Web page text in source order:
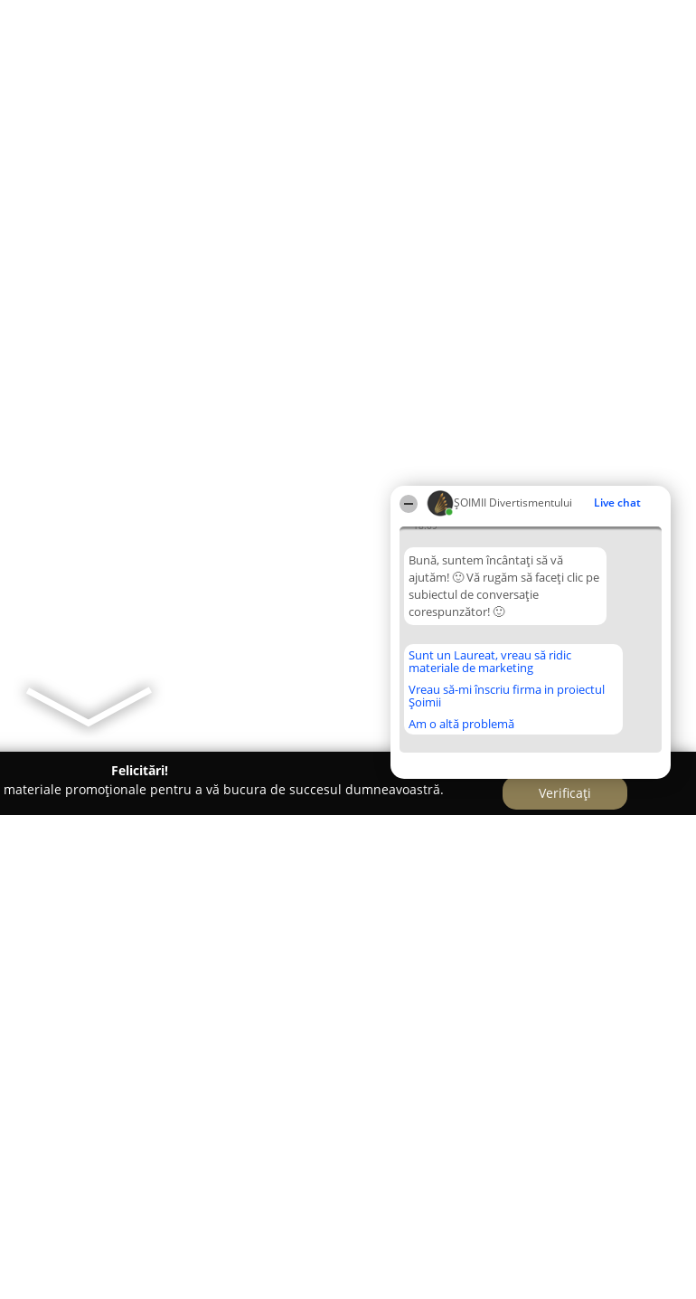
ŞOIMII Divertismentului Live chat
18:09
Bună, suntem încântați să vă
ajutăm! 🙂 Vă rugăm să faceți clic pe
subiectul de conversație
corespunzător! 🙂
Sunt un Laureat, vreau să ridic
materiale de marketing
Vreau să-mi înscriu firma in proiectul
Șoimii
Am o altă problemă
Felicitări!
promoționale pentru a vă bucura de succesul dumneavoastră.
Verificați